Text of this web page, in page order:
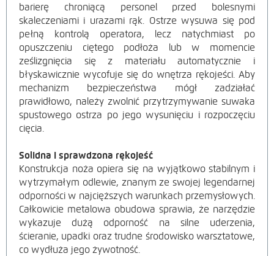
barierę chroniącą personel przed bolesnymi
skaleczeniami i urazami rąk. Ostrze wysuwa się pod
pełną kontrolą operatora, lecz natychmiast po
opuszczeniu ciętego podłoża lub w momencie
ześlizgnięcia się z materiału automatycznie i
błyskawicznie wycofuje się do wnętrza rękojeści. Aby
mechanizm bezpieczeństwa mógł zadziałać
prawidłowo, należy zwolnić przytrzymywanie suwaka
spustowego ostrza po jego wysunięciu i rozpoczęciu
cięcia.
Solidna i sprawdzona rękojeść
Konstrukcja noża opiera się na wyjątkowo stabilnym i
wytrzymałym odlewie, znanym ze swojej legendarnej
odporności w najcięższych warunkach przemysłowych.
Całkowicie metalowa obudowa sprawia, że narzędzie
wykazuje dużą odporność na silne uderzenia,
ścieranie, upadki oraz trudne środowisko warsztatowe,
co wydłuża jego żywotność.